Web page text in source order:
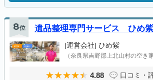
8位 遺品整理専門サービス ひめ紫
[運営会社] ひめ紫
（奈良県吉野郡上北山村の空き
4.88 口コミ・